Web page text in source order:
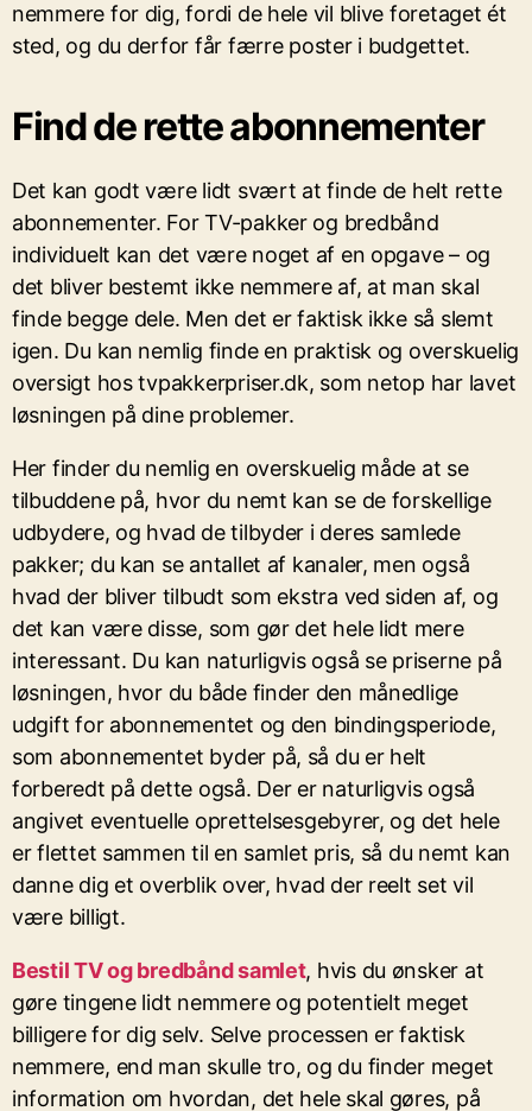
nemmere for dig, fordi de hele vil blive foretaget ét
sted, og du derfor får færre poster i budgettet.
Find de rette abonnementer
Det kan godt være lidt svært at finde de helt rette
abonnementer. For TV-pakker og bredbånd
individuelt kan det være noget af en opgave – og
det bliver bestemt ikke nemmere af, at man skal
finde begge dele. Men det er faktisk ikke så slemt
igen. Du kan nemlig finde en praktisk og overskuelig
oversigt hos tvpakkerpriser.dk, som netop har lavet
løsningen på dine problemer.
Her finder du nemlig en overskuelig måde at se
tilbuddene på, hvor du nemt kan se de forskellige
udbydere, og hvad de tilbyder i deres samlede
pakker; du kan se antallet af kanaler, men også
hvad der bliver tilbudt som ekstra ved siden af, og
det kan være disse, som gør det hele lidt mere
interessant. Du kan naturligvis også se priserne på
løsningen, hvor du både finder den månedlige
udgift for abonnementet og den bindingsperiode,
som abonnementet byder på, så du er helt
forberedt på dette også. Der er naturligvis også
angivet eventuelle oprettelsesgebyrer, og det hele
er flettet sammen til en samlet pris, så du nemt kan
danne dig et overblik over, hvad der reelt set vil
være billigt.
Bestil TV og bredbånd samlet, hvis du ønsker at
gøre tingene lidt nemmere og potentielt meget
billigere for dig selv. Selve processen er faktisk
nemmere, end man skulle tro, og du finder meget
information om hvordan, det hele skal gøres, på